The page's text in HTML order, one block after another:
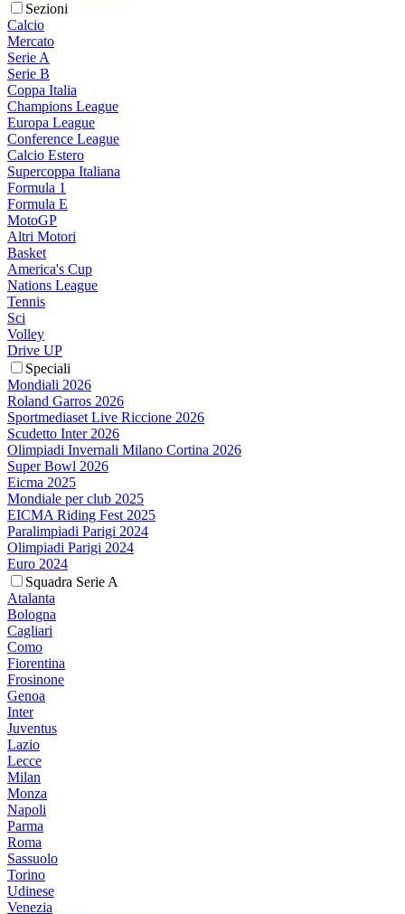
Sezioni
Calcio
Mercato
Serie A
Serie B
Coppa Italia
Champions League
Europa League
Conference League
Calcio Estero
Supercoppa Italiana
Formula 1
Formula E
MotoGP
Altri Motori
Basket
America's Cup
Nations League
Tennis
Sci
Volley
Drive UP
Speciali
Mondiali 2026
Roland Garros 2026
Sportmediaset Live Riccione 2026
Scudetto Inter 2026
Olimpiadi Invernali Milano Cortina 2026
Super Bowl 2026
Eicma 2025
Mondiale per club 2025
EICMA Riding Fest 2025
Paralimpiadi Parigi 2024
Olimpiadi Parigi 2024
Euro 2024
Squadra Serie A
Atalanta
Bologna
Cagliari
Como
Fiorentina
Frosinone
Genoa
Inter
Juventus
Lazio
Lecce
Milan
Monza
Napoli
Parma
Roma
Sassuolo
Torino
Udinese
Venezia